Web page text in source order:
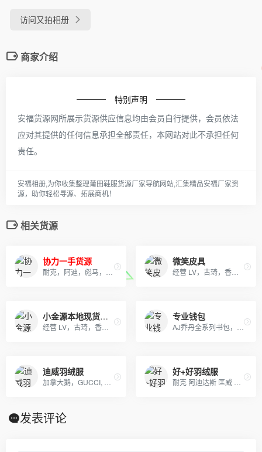
访问又拍相册
商家介绍
特别声明
安福货源网所展示货源供应信息均由会员自行提供，会员依法
应对其提供的任何信息承担全部责任，本网站对此不承担任何
责任。
安福相册,为你收集整理莆田鞋服货源厂家导航网站,汇集精品安福厂家资
源，助你轻松寻源、拓展商机！
相关货源
协力一手货源 微笑皮具
小金源本地现货批发 专业钱包
迪威羽绒服 好+好羽绒服
发表评论